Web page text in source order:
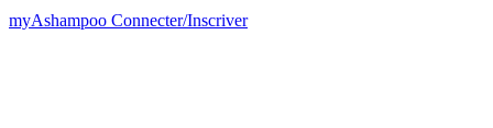
myAshampoo Connecter/Inscriver